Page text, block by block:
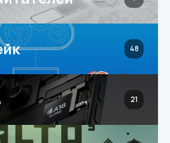
48
21